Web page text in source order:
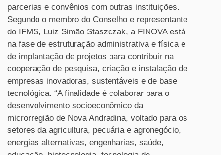
parcerias e convênios com outras instituições.
Segundo o membro do Conselho e representante
do IFMS, Luiz Simão Staszczak, a FINOVA está
na fase de estruturação administrativa e física e
de implantação de projetos para contribuir na
cooperação de pesquisa, criação e instalação de
empresas inovadoras, sustentáveis e de base
tecnológica. “A finalidade é colaborar para o
desenvolvimento socioeconômico da
microrregião de Nova Andradina, voltado para os
setores da agricultura, pecuária e agronegócio,
energias alternativas, engenharias, saúde,